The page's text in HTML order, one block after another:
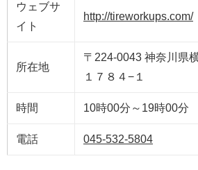
ウェブサ
イト
http://tireworkups.com/
所在地
〒224-0043 神奈川県
１７８４−１
時間 10時00分～19時00分
電話 045-532-5804